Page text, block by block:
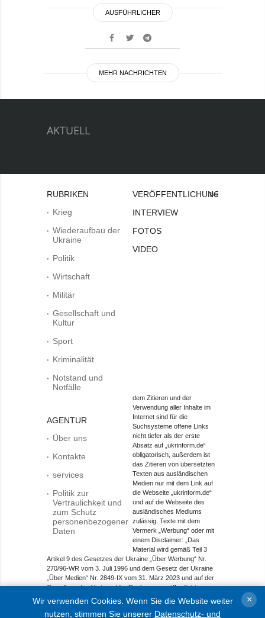
AUSFÜHRLICHER
MEHR NACHRICHTEN
AKTUELL
RUBRIKEN
Krieg
Wiederaufbau der
Ukraine
Politik
Wirtschaft
Militär
Gesellschaft und
Kultur
Sport
Kriminalität
Notstand und
Notfälle
AGENTUR
Über uns
Kontakte
services
Politik zur
Vertraulichkeit und
zum Schutz
personenbezogener
Daten
VERÖFFENTLICHUNGEN
INTERVIEW
FOTOS
VIDEO
Bei
dem Zitieren und der
Verwendung aller Inhalte im
Internet sind für die
Suchsysteme offene Links
nicht tiefer als der erste
Absatz auf „ukrinform.de“
obligatorisch, außerdem ist
das Zitieren von übersetzten
Texten aus ausländischen
Medien nur mit dem Link auf
die Webseite „ukrinform.de“
und auf die Webseite des
ausländisches Mediums
zulässig. Texte mit dem
Vermerk „Werbung“ oder mit
einem Disclaimer: „Das
Material wird gemäß Teil 3
Artikel 9 des Gesetzes der Ukraine „Über Werbung“ Nr.
270/96-WR vom 3. Juli 1996 und dem Gesetz der Ukraine
„Über Medien“ Nr. 2849-IX vom 31. März 2023 und auf der
Grundlage des Vertrags/der Rechnung veröffentlicht.
Objekt im Bereich Onlinemedien; Medien-ID R40-01421.
Wir verwenden Cookies. Wenn Sie die Website weiter
nutzen, stimmen Sie unserer Datenschutz- und
×